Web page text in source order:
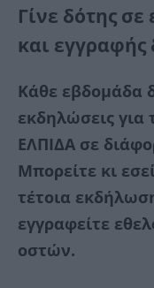
Γίνε δότης
και
Κάθε εβδομάδα
εκδηλώσεις
ΕΛΠΙΔΑ σε
Μπορείτε κι
τέτοια
εγγραφείτε
οστών.